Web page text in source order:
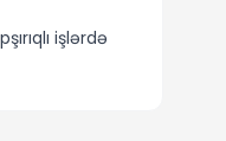
işlərdə